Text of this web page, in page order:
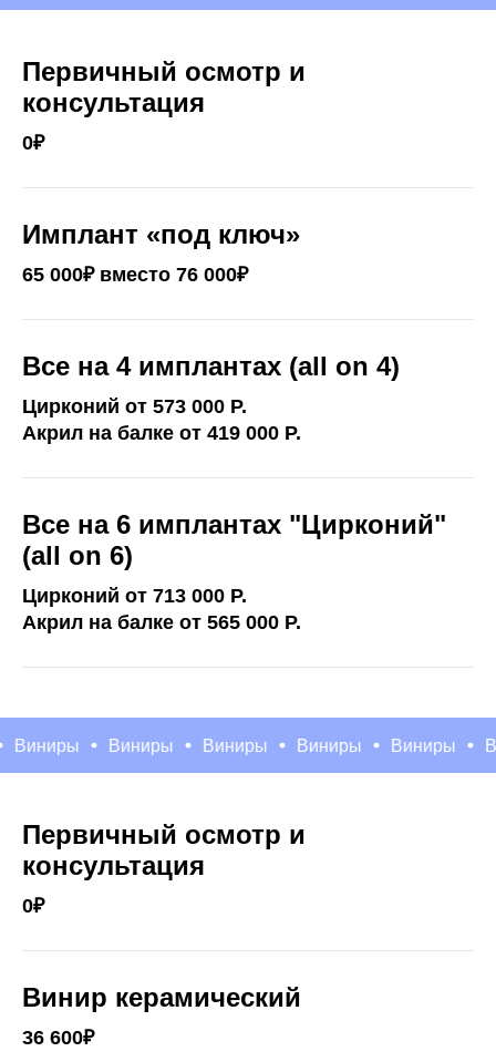
Первичный осмотр и
консультация
0₽
Имплант «под ключ»
65 000₽ вместо 76 000₽
Все на 4 имплантах (all on 4)
Цирконий от 573 000 P.
Акрил на балке от 419 000 P.
Все на 6 имплантах "Цирконий"
(all on 6)
Цирконий от 713 000 P.
Акрил на балке от 565 000 P.
Виниры Виниры Виниры Виниры
Первичный осмотр и
консультация
0₽
Винир керамический
36 600₽